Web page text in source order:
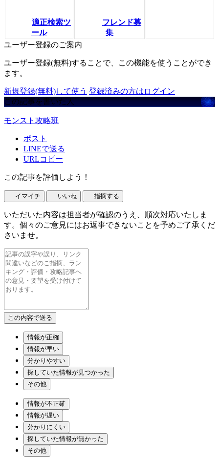
適正検索ツ
ール
フレンド募
集
ユーザー登録のご案内
ユーザー登録(無料)することで、この機能を使うことができ
ます。
新規登録(無料)して使う 登録済みの方はログイン
この記事を書いた人
モンスト攻略班
ポスト
LINEで送る
URLコピー
この記事を評価しよう！
イマイチ いいね 指摘する
いただいた内容は担当者が確認のうえ、順次対応いたしま
す。個々のご意見にはお返事できないことを予めご了承くだ
さいませ。
情報が正確
情報が早い
分かりやすい
探していた情報が見つかった
その他
情報が不正確
情報が遅い
分かりにくい
探していた情報が無かった
その他